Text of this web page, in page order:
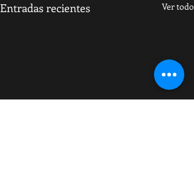
Entradas recientes Ver todo